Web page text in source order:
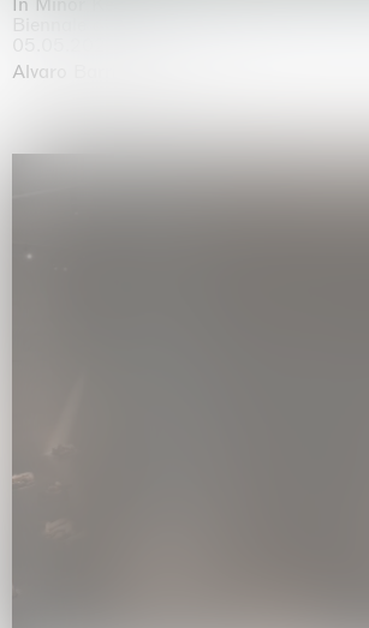
Alvaro Barrington